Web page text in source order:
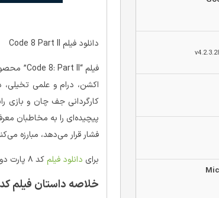
دانلود فیلم Code 8 Part II
اکشن، درام و علمی تخیلی،
پیچیده‌ای را به مخاطبان
فشار قرار می‌دهد، مبارزه
برای دانلود فیلم کد ۸ پارت دوم و آشنایی بیشتر با داستان آن، مطلب زیر را دنبال کنید.
خلاصه داستان فیلم کد ۸ پارت دوم